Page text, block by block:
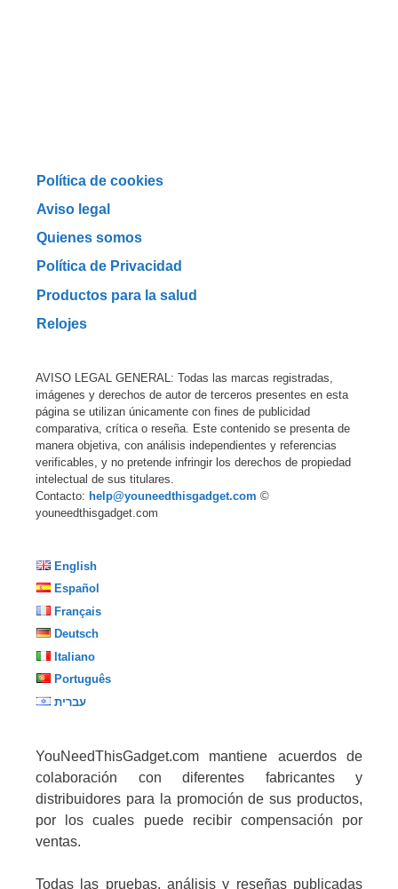
Política de cookies
Aviso legal
Quienes somos
Política de Privacidad
Productos para la salud
Relojes
AVISO LEGAL GENERAL: Todas las marcas registradas,
imágenes y derechos de autor de terceros presentes en esta
página se utilizan únicamente con fines de publicidad
comparativa, crítica o reseña. Este contenido se presenta de
manera objetiva, con análisis independientes y referencias
verificables, y no pretende infringir los derechos de propiedad
intelectual de sus titulares.
Contacto: help@youneedthisgadget.com ©
youneedthisgadget.com
English
Español
Français
Deutsch
Italiano
Português
עברית
YouNeedThisGadget.com mantiene acuerdos de
colaboración con diferentes fabricantes y
distribuidores para la promoción de sus productos,
por los cuales puede recibir compensación por
ventas.
Todas las pruebas, análisis y reseñas publicadas